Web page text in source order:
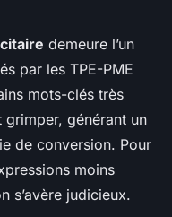
demeure l’un
par les TPE-PME
mots-clés très
grimper, générant un
de conversion. Pour
moins
s’avère judicieux.